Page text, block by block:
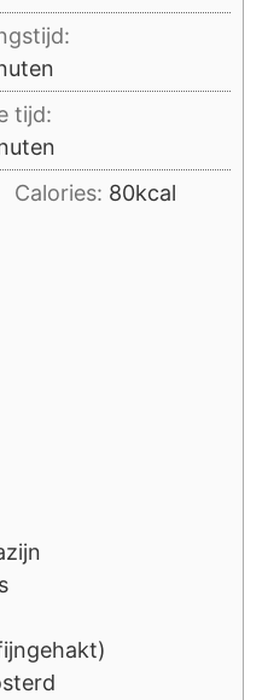
tijd:
Calories: 80kcal